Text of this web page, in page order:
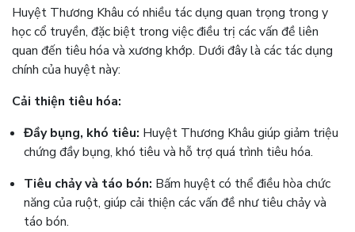
Huyệt Thương Khâu có nhiều tác dụng quan trọng trong y
học cổ truyền, đặc biệt trong việc điều trị các vấn đề liên
quan đến tiêu hóa và xương khớp. Dưới đây là các tác dụng
chính của huyệt này:
Cải thiện tiêu hóa:
Đầy bụng, khó tiêu: Huyệt Thương Khâu giúp giảm triệu
chứng đầy bụng, khó tiêu và hỗ trợ quá trình tiêu hóa.
Tiêu chảy và táo bón: Bấm huyệt có thể điều hòa chức
năng của ruột, giúp cải thiện các vấn đề như tiêu chảy và
táo bón​.